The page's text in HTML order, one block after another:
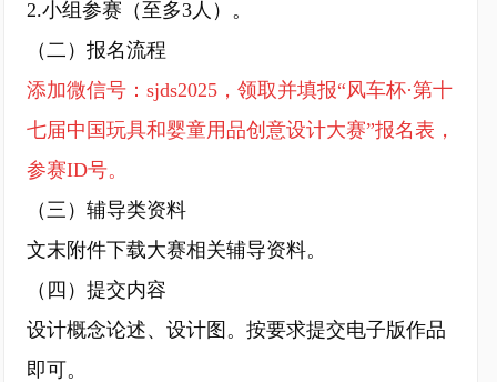
2.小组参赛（至多3人）。
（二）报名流程
添加微信号：sjds2025，领取并填报“风车杯·第十
七届中国玩具和婴童用品创意设计大赛”报名表，
参赛ID号。
（三）辅导类资料
文末附件下载大赛相关辅导资料。
（四）提交内容
设计概念论述、设计图。按要求提交电子版作品
即可。